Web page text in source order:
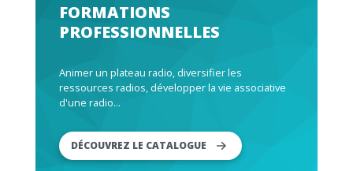
FORMATIONS
PROFESSIONNELLES
Animer un plateau radio, diversifier les
ressources radios, développer la vie associative
d'une radio...
DÉCOUVREZ LE CATALOGUE